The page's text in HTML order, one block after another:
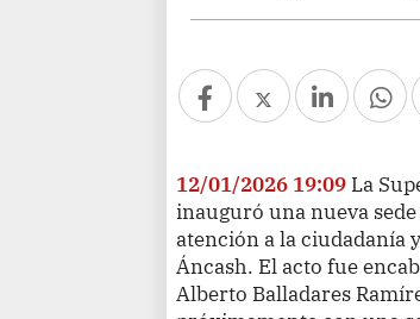
12/01/2026 19:09 La
inauguró una nueva
atención a la ciudadanía
Áncash. El acto fue
Alberto Balladares